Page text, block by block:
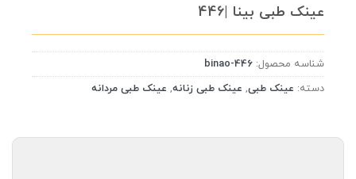
عینک طبی بینا |446
شناسه محصول: binao-446
دسته: عینک طبی, عینک طبی زنانه, عینک طبی مردانه